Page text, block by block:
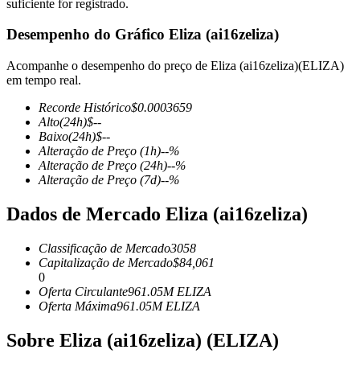
Futuros COIN-M
Futuros de criptomoeda
TradFi
suficiente for registrado.
Desempenho do Gráfico Eliza (ai16zeliza)
Acompanhe o desempenho do preço de Eliza (ai16zeliza)(ELIZA)
em tempo real.
Recorde Histórico$0.0003659
Alto(24h)$--
Baixo(24h)$--
Alteração de Preço (1h)--%
Alteração de Preço (24h)--%
Alteração de Preço (7d)--%
Dados de Mercado Eliza (ai16zeliza)
Classificação de Mercado3058
Capitalização de Mercado$84,061
0
Oferta Circulante961.05M ELIZA
Oferta Máxima961.05M ELIZA
Sobre Eliza (ai16zeliza) (ELIZA)